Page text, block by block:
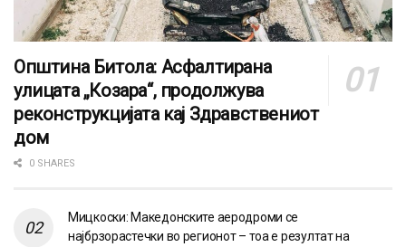
Општина Битола: Асфалтирана
улицата „Козара“, продолжува
реконструкцијата кај Здравствениот
дом
0 SHARES
Мицкоски: Македонските аеродроми се
најбрзорастечки во регионот – тоа е резултат на